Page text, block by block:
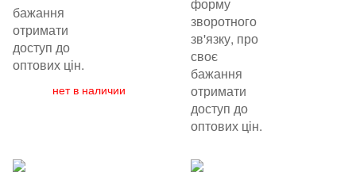
бажання
отримати
доступ до
оптових цін.
нет в наличии
форму
зворотного
зв'язку, про
своє
бажання
отримати
доступ до
оптових цін.